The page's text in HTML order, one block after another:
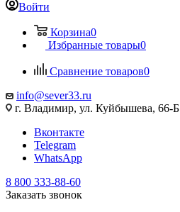
Войти
Корзина0
Избранные товары0
Сравнение товаров0
info@sever33.ru
г. Владимир, ул. Куйбышева, 66-Б
Вконтакте
Telegram
WhatsApp
8 800 333-88-60
Заказать звонок